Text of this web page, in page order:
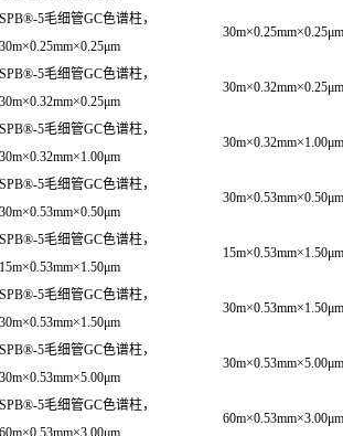
SPB®-5毛细管GC色谱柱，
30m×0.25mm×0.25μm
30m×0.25mm×0.25μm
SPB®-5毛细管GC色谱柱，
30m×0.32mm×0.25μm
30m×0.32mm×0.25μm
SPB®-5毛细管GC色谱柱，
30m×0.32mm×1.00μm
30m×0.32mm×1.00μm
SPB®-5毛细管GC色谱柱，
30m×0.53mm×0.50μm
30m×0.53mm×0.50μm
SPB®-5毛细管GC色谱柱，
15m×0.53mm×1.50μm
15m×0.53mm×1.50μm
SPB®-5毛细管GC色谱柱，
30m×0.53mm×1.50μm
30m×0.53mm×1.50μm
SPB®-5毛细管GC色谱柱，
30m×0.53mm×5.00μm
30m×0.53mm×5.00μm
SPB®-5毛细管GC色谱柱，
60m×0.53mm×3.00μm
60m×0.53mm×3.00μm